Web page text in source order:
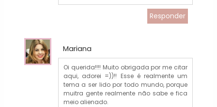
Responder
Mariana
Oi querida!!!! Muito obrigada por me citar
aqui, adorei =))!! Esse é realmente um
tema a ser lido por todo mundo, porque
muitra gente realmente não sabe e fica
meio alienado.